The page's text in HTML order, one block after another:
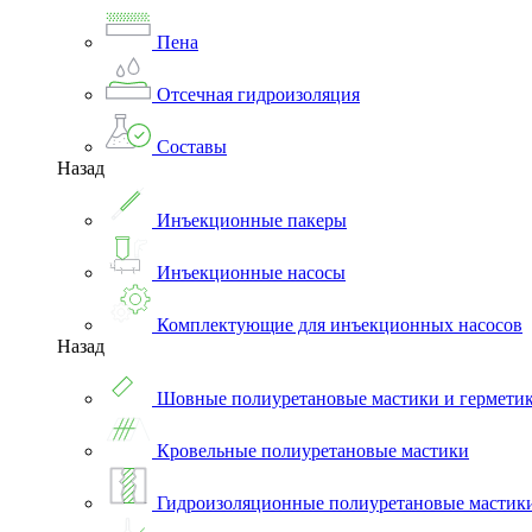
Пена
Отсечная гидроизоляция
Составы
Назад
Инъекционные пакеры
Инъекционные насосы
Комплектующие для инъекционных насосов
Назад
Шовные полиуретановые мастики и
Кровельные полиуретановые мастики
Гидроизоляционные полиуретановые